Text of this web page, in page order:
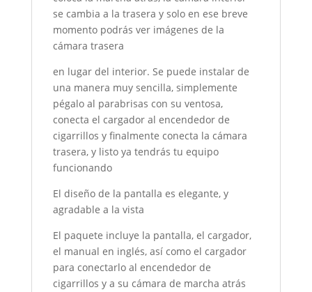
se cambia a la trasera y solo en ese breve
momento podrás ver imágenes de la
cámara trasera
en lugar del interior. Se puede instalar de
una manera muy sencilla, simplemente
pégalo al parabrisas con su ventosa,
conecta el cargador al encendedor de
cigarrillos y finalmente conecta la cámara
trasera, y listo ya tendrás tu equipo
funcionando
El diseño de la pantalla es elegante, y
agradable a la vista
El paquete incluye la pantalla, el cargador,
el manual en inglés, así como el cargador
para conectarlo al encendedor de
cigarrillos y a su cámara de marcha atrás